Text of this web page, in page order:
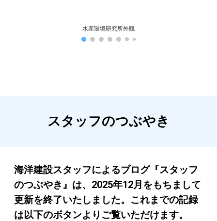
水産環境研究所外観
スタッフのつぶやき
海洋建設スタッフによるブログ『スタッフ
のつぶやき』は、2025年12月をもちまして
更新を終了いたしました。これまでの記録
は以下のボタンよりご覧いただけます。